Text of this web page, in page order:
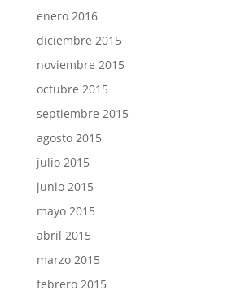
enero 2016
diciembre 2015
noviembre 2015
octubre 2015
septiembre 2015
agosto 2015
julio 2015
junio 2015
mayo 2015
abril 2015
marzo 2015
febrero 2015